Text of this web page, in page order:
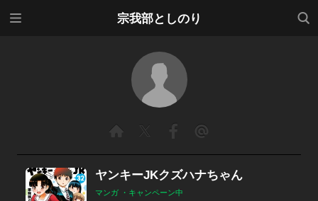
宗我部としのり
検索
ヤンキーJKクズハナちゃん
マンガ ・キャンペーン中